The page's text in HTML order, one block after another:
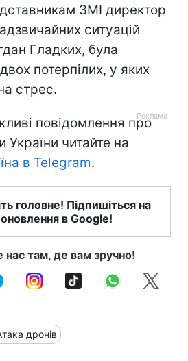
ЗМІ директор
ситуацій
Гладких, була
потерпілих, у яких
стрес.
повідомлення про
України читайте на
в Telegram.
головне! Підпишіться на
в Google!
нас там, де вам зручно!
дронів